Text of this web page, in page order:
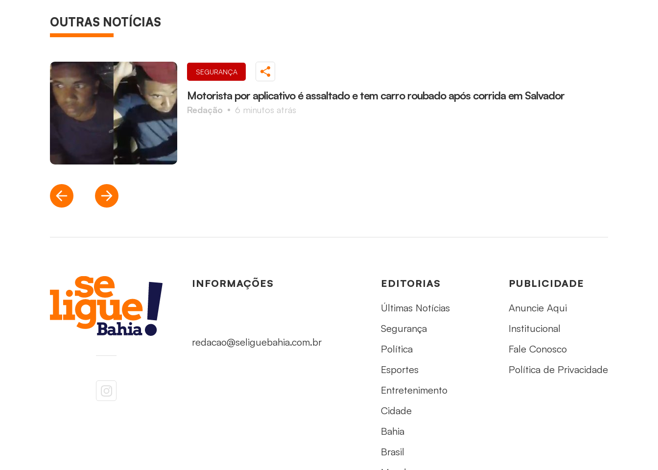
OUTRAS NOTÍCIAS
SEGURANÇA
Motorista por aplicativo é assaltado e tem carro roubado após corrida em Salvador
Redação 6 minutos atrás
INFORMAÇÕES
redacao@seliguebahia.com.br
EDITORIAS
Últimas Notícias
Segurança
Política
Esportes
Entretenimento
Cidade
Bahia
Brasil
PUBLICIDADE
Anuncie Aqui
Institucional
Fale Conosco
Política de Privacidade